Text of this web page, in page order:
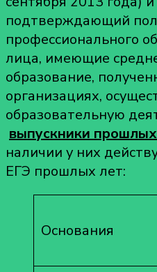
подтверждающий
профессионального
лица, имеющие
образование,
организациях,
образовательную
выпускники
наличии у них
ЕГЭ прошлых лет:
Основания